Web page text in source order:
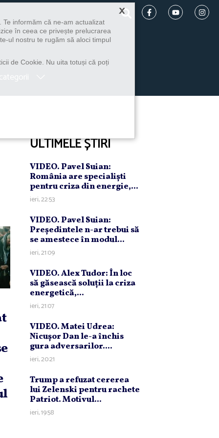
ULTIMELE ȘTIRI
VIDEO. Pavel Suian:
România are specialişti
pentru criza din energie,...
ieri, 22:53
VIDEO. Pavel Suian:
Preşedintele n-ar trebui să
se amestece în modul...
ieri, 21:09
VIDEO. Alex Tudor: În loc
să găsească soluţii la criza
energetică,...
ieri, 21:07
VIDEO. Matei Udrea:
Nicuşor Dan le-a închis
gura adversarilor....
ieri, 20:21
Trump a refuzat cererea
lui Zelenski pentru rachete
Patriot. Motivul...
ieri, 19:58
×
informăm că ne-am actualizat
în ceea ce privește prelucrarea
ul nostru te rugăm să aloci timpul
de Cookie. Nu uita totuși că poți